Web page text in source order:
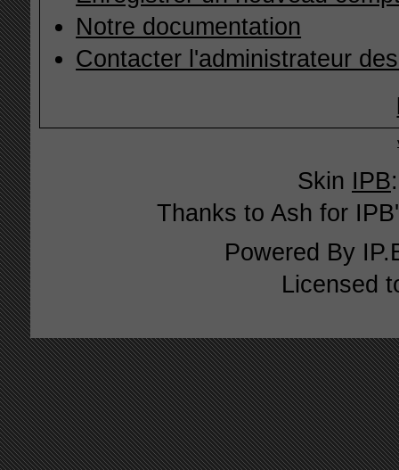
Notre documentation
Contacter l'administrateur
Skin IPB
Thanks to Ash for
Powered By
Licensed